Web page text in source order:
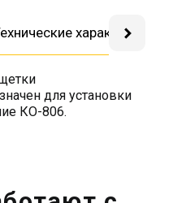
для установки
КО-806.